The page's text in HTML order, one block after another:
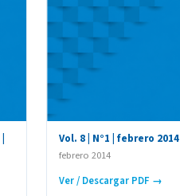
Vol. 8 | N°1 | febrero 2014
febrero 2014
Ver / Descargar PDF →